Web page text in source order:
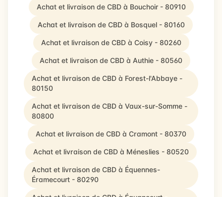
Achat et livraison de CBD à Bouchoir - 80910
Achat et livraison de CBD à Bosquel - 80160
Achat et livraison de CBD à Coisy - 80260
Achat et livraison de CBD à Authie - 80560
Achat et livraison de CBD à Forest-l'Abbaye -
80150
Achat et livraison de CBD à Vaux-sur-Somme -
80800
Achat et livraison de CBD à Cramont - 80370
Achat et livraison de CBD à Méneslies - 80520
Achat et livraison de CBD à Équennes-
Éramecourt - 80290